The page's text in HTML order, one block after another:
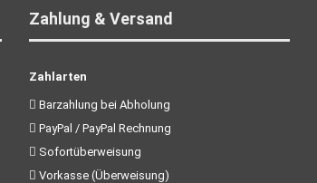
Zahlung & Versand
Zahlarten
Barzahlung bei Abholung
PayPal / PayPal Rechnung
Sofortüberweisung
Vorkasse (Überweisung)